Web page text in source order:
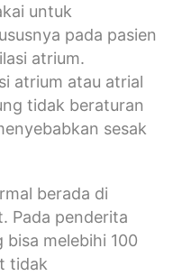
untuk
pada pasien
atrium.
atrium atau atrial
tidak beraturan
sesak
berada di
Pada penderita
melebihi 100
tidak